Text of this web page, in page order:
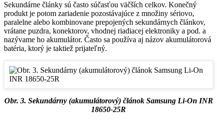
Sekundárne články sú často súčasťou väčších celkov. Konečný
produkt je potom zariadenie pozostávajúce z množiny sériovo,
paralelne alebo kombinovane prepojených sekundárnych článkov,
vrátane puzdra, konektorov, vhodnej riadiacej elektroniky a pod. a
nazývame ho akumulátor. Často sa používa aj názov akumulátorová
batéria, ktorý je taktiež prijateľný.
Obr. 3. Sekundárny (akumulátorový) článok Samsung Li-On INR
18650-25R